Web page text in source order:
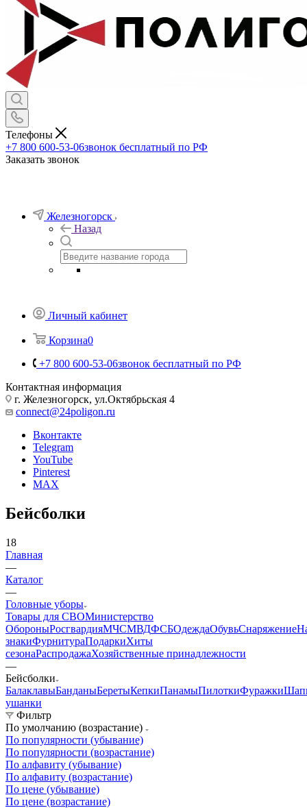
Телефоны
+7 800 600-53-06звонок бесплатный по РФ
Заказать звонок
Железногорск
Назад
Личный кабинет
Корзина0
+7 800 600-53-06звонок бесплатный по РФ
Контактная информация
г. Железногорск, ул.Октябрьская 4
connect@24poligon.ru
Вконтакте
Telegram
YouTube
Pinterest
MAX
Бейсболки
18
Главная
—
Каталог
—
Головные уборы
Товары для СВОМинистерство
ОбороныРосгвардияМЧСМВДФСБОдеждаОбувьСнаряжение
знакиФурнитураПодаркиХиты
сезонаРаспродажаХозяйственные принадлежности
—
Бейсболки
БалаклавыБанданыБеретыКепкиПанамыПилоткиФуражки
ушанки
Фильтр
По умолчанию (возрастание)
По популярности (убывание)
По популярности (возрастание)
По алфавиту (убывание)
По алфавиту (возрастание)
По цене (убывание)
По цене (возрастание)